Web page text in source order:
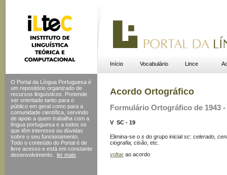
Início Vocabulário Lince
O Portal da Língua Portuguesa é
um repositório organizado de
recursos linguísticos. Pretende
ser orientado tanto para o
público em geral como para a
comunidade científica, servindo
de apoio a quem trabalha com a
língua portuguesa e a todos os
que têm interesse ou dúvidas
sobre o seu funcionamento.
Todo o conteúdo do Portal é de
livre acesso e está em constante
desenvolvimento.
ler mais
Acordo Ortográfico
Formulário Ortográfico de 1943
V  SC - 19
Elimina-se o s do grupo inicial sc: celerado,
ciografia, cisão , etc.
voltar ao acordo